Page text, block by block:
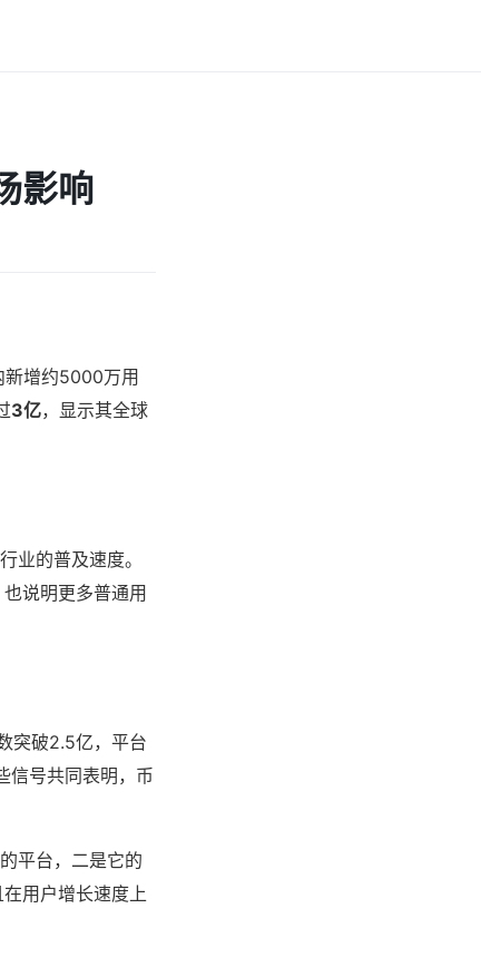
影响
新增约5000万用
3亿，显示其全球
业的普及速度。
说明更多普通用
突破2.5亿，平台
信号共同表明，币
平台，二是它的
用户增长速度上